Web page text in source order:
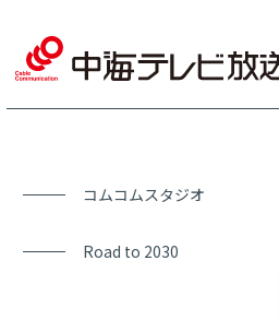
コムコムスタジオ
Road to 2030